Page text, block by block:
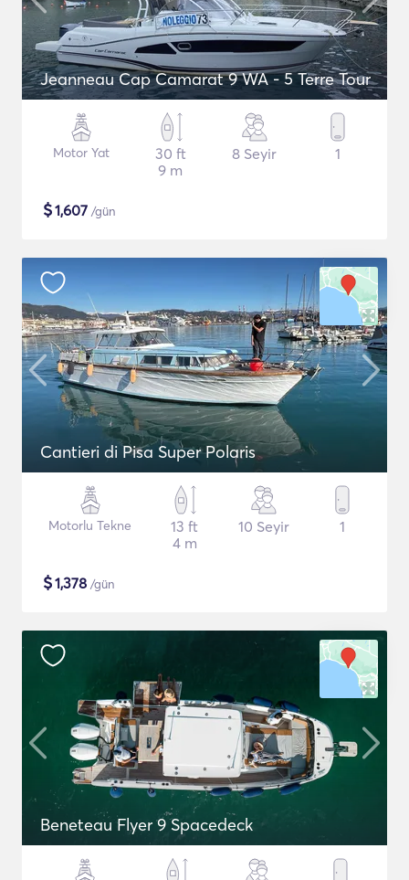
Jeanneau Cap Camarat 9 WA - 5 Terre Tour
Motor Yat
30 ft
9 m
8 Seyir 1
$1,607 /gün
Cantieri di Pisa Super Polaris
Motorlu Tekne
13 ft
4 m
10 Seyir 1
$1,378 /gün
Beneteau Flyer 9 Spacedeck